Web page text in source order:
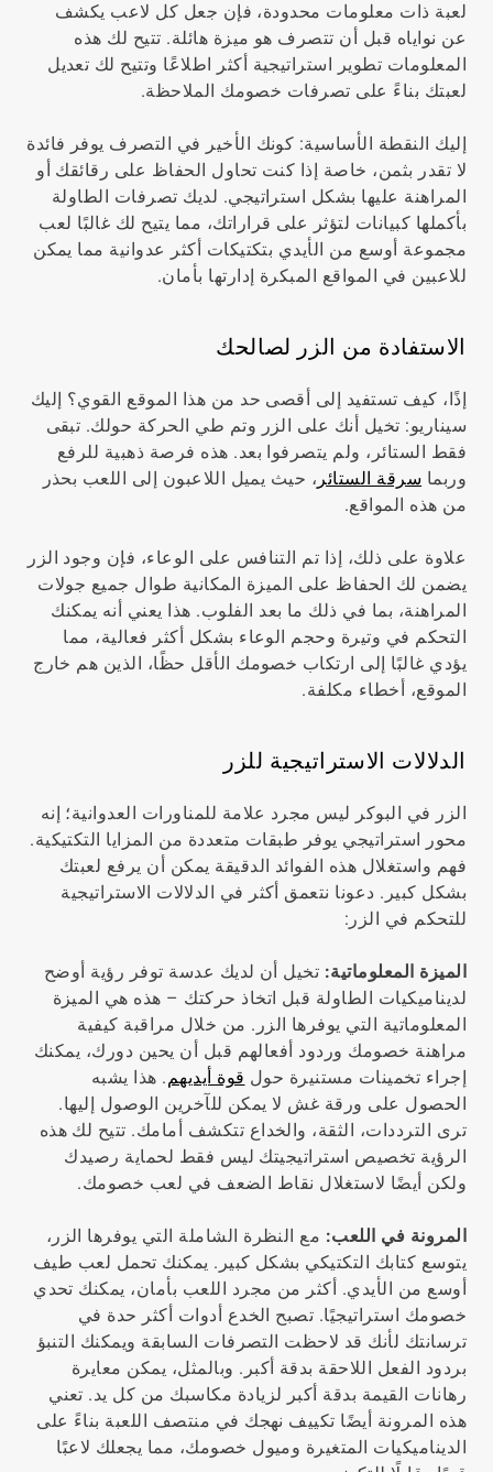
لعبة ذات معلومات محدودة، فإن جعل كل لاعب يكشف
عن نواياه قبل أن تتصرف هو ميزة هائلة. تتيح لك هذه
المعلومات تطوير استراتيجية أكثر اطلاعًا وتتيح لك تعديل
لعبتك بناءً على تصرفات خصومك الملاحظة.
إليك النقطة الأساسية: كونك الأخير في التصرف يوفر فائدة
لا تقدر بثمن، خاصة إذا كنت تحاول الحفاظ على رقائقك أو
المراهنة عليها بشكل استراتيجي. لديك تصرفات الطاولة
بأكملها كبيانات لتؤثر على قراراتك، مما يتيح لك غالبًا لعب
مجموعة أوسع من الأيدي بتكتيكات أكثر عدوانية مما يمكن
للاعبين في المواقع المبكرة إدارتها بأمان.
الاستفادة من الزر لصالحك
إذًا، كيف تستفيد إلى أقصى حد من هذا الموقع القوي؟ إليك
سيناريو: تخيل أنك على الزر وتم طي الحركة حولك. تبقى
فقط الستائر، ولم يتصرفوا بعد. هذه فرصة ذهبية للرفع
وربما سرقة الستائر ، حيث يميل اللاعبون إلى اللعب بحذر
من هذه المواقع.
علاوة على ذلك، إذا تم التنافس على الوعاء، فإن وجود الزر
يضمن لك الحفاظ على الميزة المكانية طوال جميع جولات
المراهنة، بما في ذلك ما بعد الفلوب. هذا يعني أنه يمكنك
التحكم في وتيرة وحجم الوعاء بشكل أكثر فعالية، مما
يؤدي غالبًا إلى ارتكاب خصومك الأقل حظًا، الذين هم خارج
الموقع، أخطاء مكلفة.
الدلالات الاستراتيجية للزر
الزر في البوكر ليس مجرد علامة للمناورات العدوانية؛ إنه
محور استراتيجي يوفر طبقات متعددة من المزايا التكتيكية.
فهم واستغلال هذه الفوائد الدقيقة يمكن أن يرفع لعبتك
بشكل كبير. دعونا نتعمق أكثر في الدلالات الاستراتيجية
للتحكم في الزر:
الميزة المعلوماتية: تخيل أن لديك عدسة توفر رؤية أوضح
لديناميكيات الطاولة قبل اتخاذ حركتك – هذه هي الميزة
المعلوماتية التي يوفرها الزر. من خلال مراقبة كيفية
مراهنة خصومك وردود أفعالهم قبل أن يحين دورك، يمكنك
إجراء تخمينات مستنيرة حول قوة أيديهم. هذا يشبه
الحصول على ورقة غش لا يمكن للآخرين الوصول إليها.
ترى الترددات، الثقة، والخداع تتكشف أمامك. تتيح لك هذه
الرؤية تخصيص استراتيجيتك ليس فقط لحماية رصيدك
ولكن أيضًا لاستغلال نقاط الضعف في لعب خصومك.
المرونة في اللعب: مع النظرة الشاملة التي يوفرها الزر،
يتوسع كتابك التكتيكي بشكل كبير. يمكنك تحمل لعب طيف
أوسع من الأيدي. أكثر من مجرد اللعب بأمان، يمكنك تحدي
خصومك استراتيجيًا. تصبح الخدع أدوات أكثر حدة في
ترسانتك لأنك قد لاحظت التصرفات السابقة ويمكنك التنبؤ
بردود الفعل اللاحقة بدقة أكبر. وبالمثل، يمكن معايرة
رهانات القيمة بدقة أكبر لزيادة مكاسبك من كل يد. تعني
هذه المرونة أيضًا تكييف نهجك في منتصف اللعبة بناءً على
الديناميكيات المتغيرة وميول خصومك، مما يجعلك لاعبًا